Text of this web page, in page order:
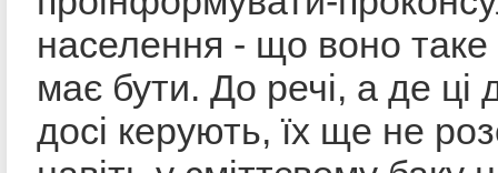
населення - що воно
має бути. До речі, а де ці
досі керують, їх ще не